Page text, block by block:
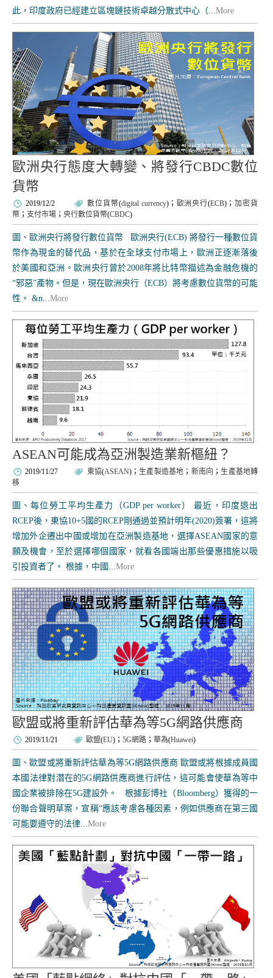
此，印度政府已經建立區塊鏈技術卓越分散式中心（...More
歐洲央行態度大轉變、將發行CBDC數位
貨幣
2019/12/2 數位貨幣(digital currency)； 歐洲央行(ECB)； 加密貨
幣 ； 支付市場 ； 央行數位貨幣(CBDC)
圖、歐洲央行將發行數位貨幣 歐洲央行(ECB) 將發行一種數位貨
幣作為現金的替代品，基於在全球支付市場上，歐洲正逐漸落後
於美國和亞洲。歐洲央行曾於2008年將比特幣描述為金融危機的
“邪惡”產物。但是，現在歐洲央行（ECB）將考慮數位貨幣的可能
性。 &n...More
ASEAN可能成為亞洲製造業新樞紐？
2019/11/27 東協(ASEAN)； 生產製造基地 ； 新南向 ； 生產基地轉
移
圖、每位勞工平均生產力（GDP per worker） 最近，印度退出
RCEP後，東協10+5國的RCEP剛通過並預計明年(2020)簽署，這將
增加外企遷出中國或增加在亞洲製造基地，選擇ASEAN國家的意
願及機會，至於選擇哪個國家，就看各國端出那些優惠措施以吸
引投資者了。 根據，中國...More
歐盟或將重新評估華為等5G網路供應商
2019/11/21 歐盟(EU)； 5G網路 ； 華為(Huawei)
圖、歐盟或將重新評估華為等5G網路供應商 歐盟或將根據成員國
本國法律對潛在的5G網路供應商進行評估，這可能會使華為等中
國企業被排除在5G建設外。 根據彭博社（Bloomberg）獲得的一
份聯合聲明草案，宣稱“應該考慮各種因素，例如供應商在第三國
可能要遵守的法律...More